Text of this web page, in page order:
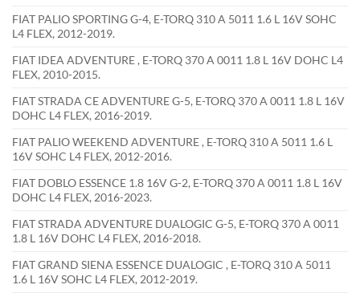
FIAT PALIO SPORTING G-4, E-TORQ 310 A 5011 1.6 L 16V SOHC
L4 FLEX, 2012-2019.
FIAT IDEA ADVENTURE , E-TORQ 370 A 0011 1.8 L 16V DOHC L4
FLEX, 2010-2015.
FIAT STRADA CE ADVENTURE G-5, E-TORQ 370 A 0011 1.8 L 16V
DOHC L4 FLEX, 2016-2019.
FIAT PALIO WEEKEND ADVENTURE , E-TORQ 310 A 5011 1.6 L
16V SOHC L4 FLEX, 2012-2016.
FIAT DOBLO ESSENCE 1.8 16V G-2, E-TORQ 370 A 0011 1.8 L 16V
DOHC L4 FLEX, 2016-2023.
FIAT STRADA ADVENTURE DUALOGIC G-5, E-TORQ 370 A 0011
1.8 L 16V DOHC L4 FLEX, 2016-2018.
FIAT GRAND SIENA ESSENCE DUALOGIC , E-TORQ 310 A 5011
1.6 L 16V SOHC L4 FLEX, 2012-2019.